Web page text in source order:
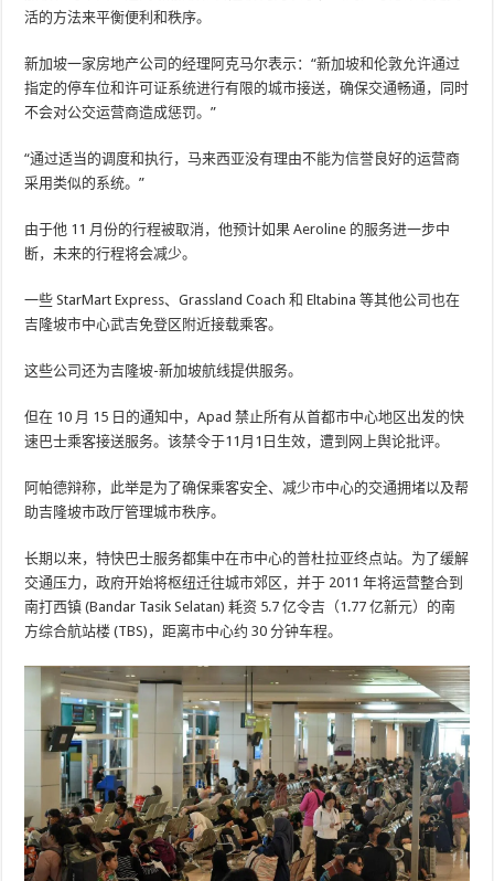
活的方法来平衡便利和秩序。
新加坡一家房地产公司的经理阿克马尔表示：“新加坡和伦敦允许通过
指定的停车位和许可证系统进行有限的城市接送，确保交通畅通，同时
不会对公交运营商造成惩罚。”
“通过适当的调度和执行，马来西亚没有理由不能为信誉良好的运营商
采用类似的系统。”
由于他 11 月份的行程被取消，他预计如果 Aeroline 的服务进一步中
断，未来的行程将会减少。
一些 StarMart Express、Grassland Coach 和 Eltabina 等其他公司也在
吉隆坡市中心武吉免登区附近接载乘客。
这些公司还为吉隆坡-新加坡航线提供服务。
但在 10 月 15 日的通知中，Apad 禁止所有从首都市中心地区出发的快
速巴士乘客接送服务。该禁令于11月1日生效，遭到网上舆论批评。
阿帕德辩称，此举是为了确保乘客安全、减少市中心的交通拥堵以及帮
助吉隆坡市政厅管理城市秩序。
长期以来，特快巴士服务都集中在市中心的普杜拉亚终点站。为了缓解
交通压力，政府开始将枢纽迁往城市郊区，并于 2011 年将运营整合到
南打西镇 (Bandar Tasik Selatan) 耗资 5.7 亿令吉（1.77 亿新元）的南
方综合航站楼 (TBS)，距离市中心约 30 分钟车程。